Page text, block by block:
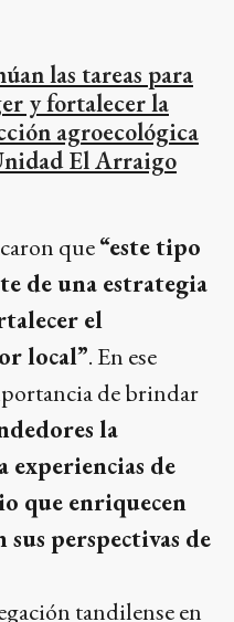
las tareas para
y fortalecer la
agroecológica
El Arraigo
que“este tipo
de una estrategia
el
local”. En ese
de brindar
la
experiencias de
que enriquecen
perspectivas de
tandilense en